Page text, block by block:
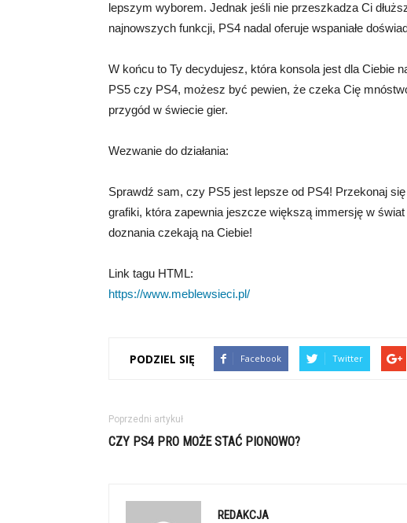
lepszym wyborem. Jednak jeśli nie przeszkadza Ci
najnowszych funkcji, PS4 nadal oferuje wspaniałe
W końcu to Ty decydujesz, która konsola jest dla Ciebie
PS5 czy PS4, możesz być pewien, że czeka Cię
przygód w świecie gier.
Wezwanie do działania:
Sprawdź sam, czy PS5 jest lepsze od PS4! Przekonaj
grafiki, która zapewnia jeszcze większą immersję w
doznania czekają na Ciebie!
Link tagu HTML:
https://www.meblewsieci.pl/
PODZIEL SIĘ Facebook Twitter
Poprzedni artykuł
CZY PS4 PRO MOŻE STAĆ PIONOWO?
REDAKCJA